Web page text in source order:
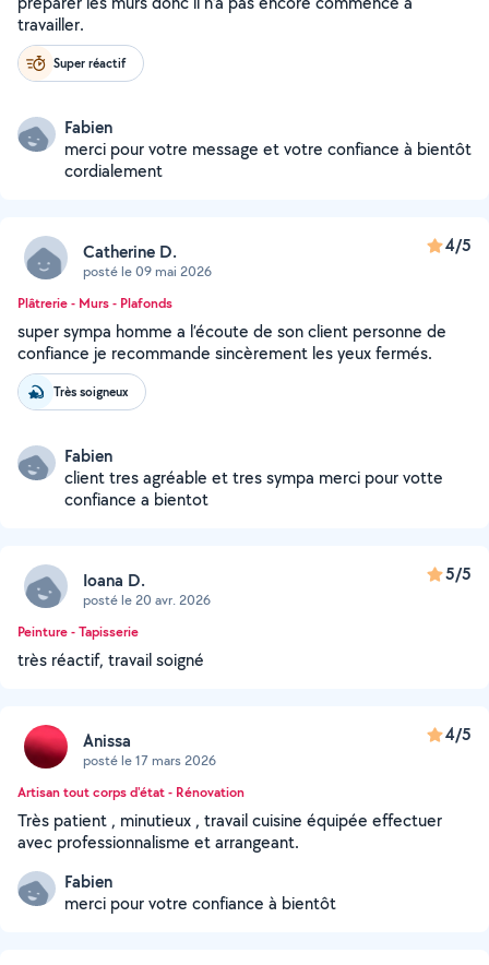
travailler.
Super réactif
Fabien
merci pour votre message et votre confiance à bientôt
cordialement
Catherine D.
posté le 09 mai 2026
4/5
Plâtrerie - Murs - Plafonds
super sympa homme a l’écoute de son client personne de
confiance je recommande sincèrement les yeux fermés.
Très soigneux
Fabien
client tres agréable et tres sympa merci pour votte
confiance a bientot
Ioana D.
posté le 20 avr. 2026
5/5
Peinture - Tapisserie
très réactif, travail soigné
Anissa
posté le 17 mars 2026
4/5
Artisan tout corps d'état - Rénovation
Très patient , minutieux , travail cuisine équipée effectuer
avec professionnalisme et arrangeant.
Fabien
merci pour votre confiance à bientôt